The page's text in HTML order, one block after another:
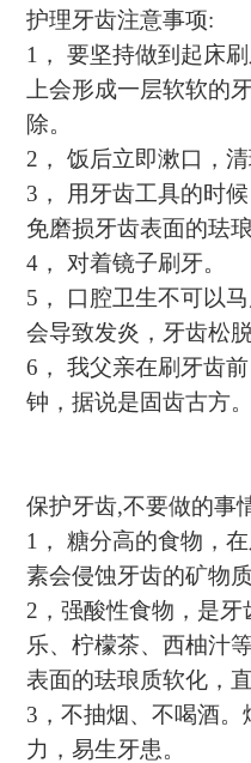
护理牙齿注意事项:
1 ，
要坚持做到起床
上会形成一层软软的
除。
2 ，
饭后立即漱口，清
3 ，
用牙齿工具的时
免磨损牙齿表面的珐琅
4 ，
对着镜子刷牙。
5 ，
口腔卫生不可以
会导致发炎，牙齿松
6 ，
我父亲在刷牙齿
钟，据说是固齿古方。
保护牙齿,不要做的事
1 ，
糖分高的食物，
素会侵蚀牙齿的矿物
2 ，强酸性食物，是
乐、柠檬茶、西柚汁
表面的珐琅质软化，
3 ，不抽烟、不喝酒
力，易生牙患。